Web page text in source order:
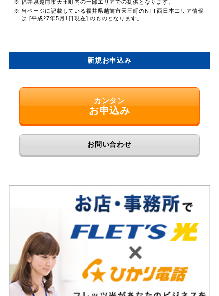
※ 福井県越前市天王町内の一部エリアでの提供となります。
※ 当ページに記載している福井県越前市天王町のNTT西日本エリア情報
は [平成27年5月1日現在] のものとなります。
新規お申込み
カンタン
お申込み
お問い合わせ